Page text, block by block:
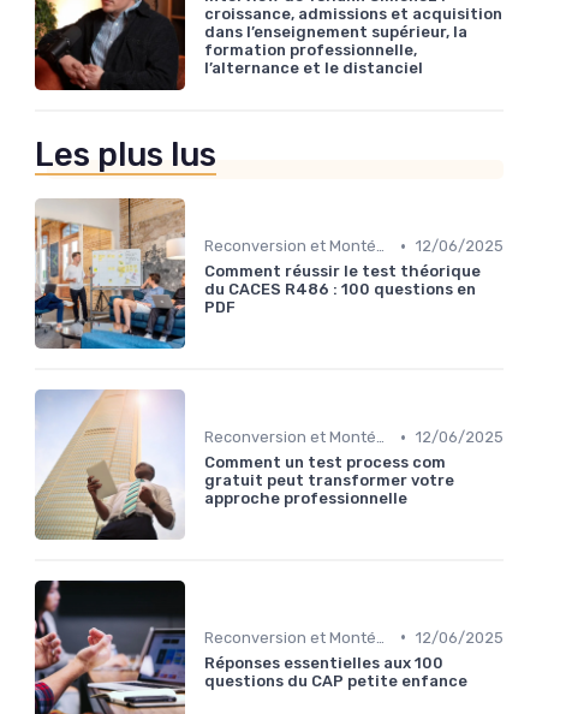
croissance, admissions et acquisition
dans l’enseignement supérieur, la
formation professionnelle,
l’alternance et le distanciel
Les plus lus
Reconversion et Montée en Compétences • 12/06/2025
Comment réussir le test théorique
du CACES R486 : 100 questions en
PDF
Reconversion et Montée en Compétences • 12/06/2025
Comment un test process com
gratuit peut transformer votre
approche professionnelle
• 12/06/2025
Réponses essentielles aux 100
questions du CAP petite enfance